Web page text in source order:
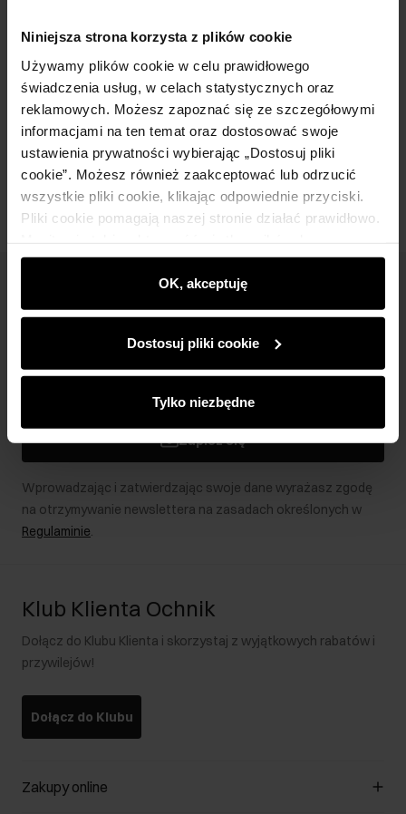
Niniejsza strona korzysta z plików cookie
Używamy plików cookie w celu prawidłowego
świadczenia usług, w celach statystycznych oraz
reklamowych. Możesz zapoznać się ze szczegółowymi
informacjami na ten temat oraz dostosować swoje
ustawienia prywatności wybierając „Dostosuj pliki
cookie”. Możesz również zaakceptować lub odrzucić
wszystkie pliki cookie, klikając odpowiednie przyciski.
Pliki cookie pomagają naszej stronie działać prawidłowo.
wyświetlać im dopasowane do ich preferencji treści,
rekomendacje oraz komunikaty reklamowe informujące o
najnowszych promocjach w e-sklepie. Informacje o tym,
partnerom społecznościowym, reklamowym i
analitycznym. Partnerzy mogą połączyć te informacje z
podczas korzystania z ich usług.
OK, akceptuję
Dostosuj pliki cookie
Tylko niezbędne
Szczegóły
Skład i wymiary
Opinie
Zapisz się
Wprowadzając i zatwierdzając swoje dane wyrażasz zgodę
na otrzymywanie newslettera na zasadach określonych w
Regulaminie.
Klub Klienta Ochnik
Dołącz do Klubu Klienta i skorzystaj z wyjątkowych rabatów i
przywilejów!
Dołącz do Klubu
Zakupy online